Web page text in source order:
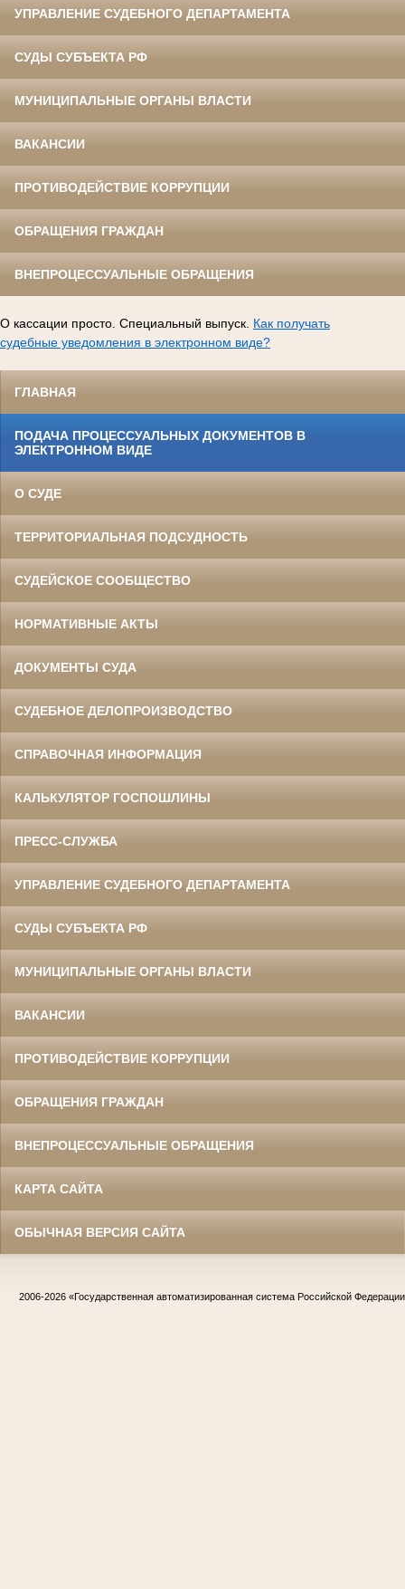
УПРАВЛЕНИЕ СУДЕБНОГО ДЕПАРТАМЕНТА
СУДЫ СУБЪЕКТА РФ
МУНИЦИПАЛЬНЫЕ ОРГАНЫ ВЛАСТИ
ВАКАНСИИ
ПРОТИВОДЕЙСТВИЕ КОРРУПЦИИ
ОБРАЩЕНИЯ ГРАЖДАН
ВНЕПРОЦЕССУАЛЬНЫЕ ОБРАЩЕНИЯ
О кассации просто. Специальный выпуск. Как получать
судебные уведомления в электронном виде?
ГЛАВНАЯ
ПОДАЧА ПРОЦЕССУАЛЬНЫХ ДОКУМЕНТОВ В
ЭЛЕКТРОННОМ ВИДЕ
О СУДЕ
ТЕРРИТОРИАЛЬНАЯ ПОДСУДНОСТЬ
СУДЕЙСКОЕ СООБЩЕСТВО
НОРМАТИВНЫЕ АКТЫ
ДОКУМЕНТЫ СУДА
СУДЕБНОЕ ДЕЛОПРОИЗВОДСТВО
СПРАВОЧНАЯ ИНФОРМАЦИЯ
КАЛЬКУЛЯТОР ГОСПОШЛИНЫ
ПРЕСС-СЛУЖБА
УПРАВЛЕНИЕ СУДЕБНОГО ДЕПАРТАМЕНТА
СУДЫ СУБЪЕКТА РФ
МУНИЦИПАЛЬНЫЕ ОРГАНЫ ВЛАСТИ
ВАКАНСИИ
ПРОТИВОДЕЙСТВИЕ КОРРУПЦИИ
ОБРАЩЕНИЯ ГРАЖДАН
ВНЕПРОЦЕССУАЛЬНЫЕ ОБРАЩЕНИЯ
КАРТА САЙТА
ОБЫЧНАЯ ВЕРСИЯ САЙТА
2006-2026 «Государственная автоматизированная система Российской